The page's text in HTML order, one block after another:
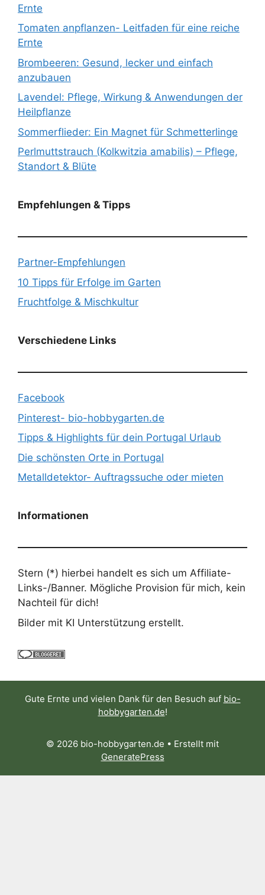
Ernte
Tomaten anpflanzen- Leitfaden für eine reiche
Ernte
Brombeeren: Gesund, lecker und einfach
anzubauen
Lavendel: Pflege, Wirkung & Anwendungen der
Heilpflanze
Sommerflieder: Ein Magnet für Schmetterlinge
Perlmuttstrauch (Kolkwitzia amabilis) – Pflege,
Standort & Blüte
Empfehlungen & Tipps
Partner-Empfehlungen
10 Tipps für Erfolge im Garten
Fruchtfolge & Mischkultur
Verschiedene Links
Facebook
Pinterest- bio-hobbygarten.de
Tipps & Highlights für dein Portugal Urlaub
Die schönsten Orte in Portugal
Metalldetektor- Auftragssuche oder mieten
Informationen
Stern (*) hierbei handelt es sich um Affiliate-
Links-/Banner. Mögliche Provision für mich, kein
Nachteil für dich!
Bilder mit KI Unterstützung erstellt.
Gute Ernte und vielen Dank für den Besuch auf bio-
hobbygarten.de!
© 2026 bio-hobbygarten.de • Erstellt mit
GeneratePress